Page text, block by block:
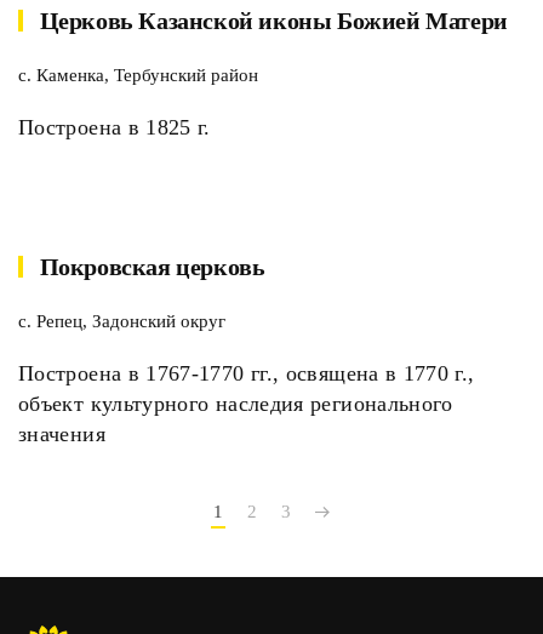
Церковь Казанской иконы Божией Матери
с. Каменка, Тербунский район
Построена в 1825 г.
Покровская церковь
с. Репец, Задонский округ
Построена в 1767-1770 гг., освящена в 1770 г.,
объект культурного наследия регионального
значения
1 2 3